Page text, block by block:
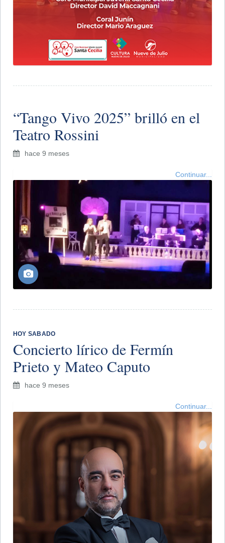
​“Tango Vivo 2025” brilló en el
Teatro Rossini
hace 9 meses
Continuar...
HOY SABADO
Concierto lírico de Fermín
Prieto y Mateo Caputo
hace 9 meses
Continuar...